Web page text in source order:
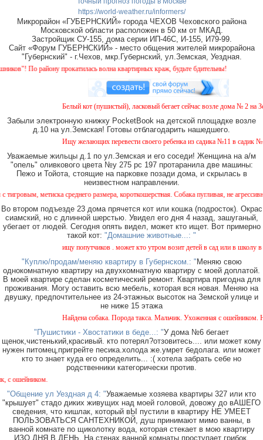
https://world-weather.ru/informers/
Микрорайон «ГУБЕРНСКИЙ» города ЧЕХОВ Чеховского района
Московской области расположен в 50 км от МКАД.
Застройщик СУ-155, дома серии ИП-46С, И-155, И79-99.
Сайт «Форум ГУБЕРНСКИЙ» - место общения жителей микрорайона
"Губернский" - г.Чехов, мкр.Губернский, ул.Земская, Уездная.
По району прокатилась волна квартирных краж, будьте бдительны!
Белый кот (пушистый), ласковый бегает сейчас возле дома № 2 на
Забыли электронную книжку PocketBook на детской площадке возле
д.10 на ул.Земская! Готовы отблагодарить нашедшего.
Ищу желающих перевести своего ребенка из садика №11 в садик №
Уважаемые жильцы д.1 по ул.Земская и его соседи! Женщина на а/м
"опель" оливкового цвета №у 275 рс 197 протаранила две машины:
Пежо и Тойота, стоящие на парковке позади дома, и скрылась в
неизвестном направлении.
метиска среднего размера, короткошерстная. Собака пугливая, не агрессивная.
Во втором подъезде 23 дома прячется кот или кошка (подросток). Окрас
сиамский, но с длинной шерстью. Увидел его дня 4 назад, зашуганый,
убегает от людей. Сегодня опять видел, может кто ищет. Вот примерно
такой кот: "Домашние животные...: "
ищу попутчиков . может кто утром возит детей в сад или в школу в
"Куплю/продам/меняю квартиру в Губернском.: " Меняю свою
однокомнатную квартиру на двухкомнатную квартиру с моей доплатой.
В моей квартире сделан косметический ремонт. Квартира пригодна для
проживания. Могу оставить всю мебель, которая вся новая. Меняю на
двушку, предпочтительнее из 24-этажных высоток на Земской улице и
не ниже 15 этажа
Найдена собака. Порода такса. Мальчик. Ухоженная с ошейником.
"Пушистики - Хвостатики в беде...: "У дома №6 бегает
щенок,чистенький,красивый. кто потерял?отзовитесь.... или может кому
нужен питомец,пригрейте песика.холода же.умрет бедолага. или может
кто то знает куда его определить... :( хотела забрать себе но
родственники категорически против.
"Общение ул Уездная д 4: "Уважаемые хозяева квартиры 327 или кто
"крышует" стадо диких живущих над моей головой, довожу до вАШЕГО
сведения, что кишлак, который вЫ пустили в квартиру НЕ УМЕЕТ
ПОЛЬЗОВАТЬСЯ САНТЕХНИКОЙ, душ принимают мимо ванны, в
ванной комнате по щиколотку вода, которая стекает в мою квартиру
ИЗО ДНЯ В ДЕНЬ. На стенах ванной комнаты проступает грибок,